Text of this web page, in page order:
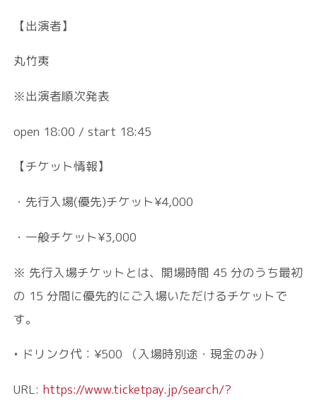
【出演者】
丸竹夷
※出演者順次発表
open 18:00 / start 18:45
【チケット情報】
・先行入場(優先)チケット¥4,000
・一般チケット¥3,000
※ 先⾏⼊場チケットとは、開場時間 45 分のうち最初
の 15 分間に優先的にご⼊場いただけるチケットで
す。
• ドリンク代：¥500 （⼊場時別途・現⾦のみ）
URL: https://www.ticketpay.jp/search/?